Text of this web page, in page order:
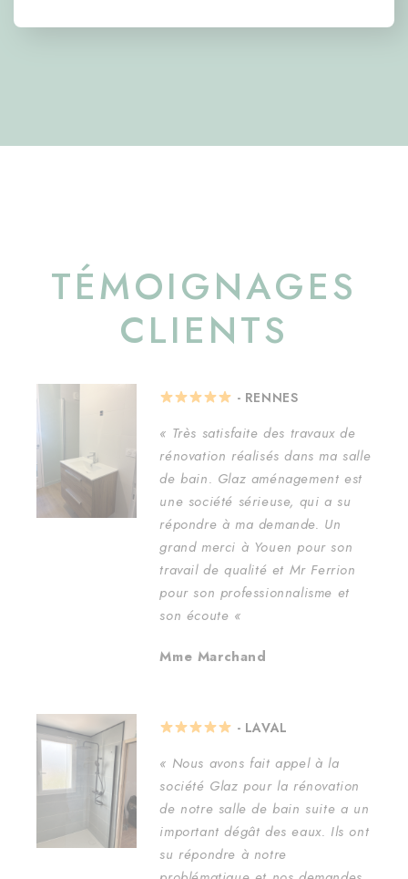
TÉMOIGNAGES
CLIENTS
- RENNES
« Très satisfaite des travaux de
rénovation réalisés dans ma salle
de bain. Glaz aménagement est
une société sérieuse, qui a su
répondre à ma demande. Un
grand merci à Youen pour son
travail de qualité et Mr Ferrion
pour son professionnalisme et
son écoute «
Mme Marchand
- LAVAL
« Nous avons fait appel à la
société Glaz pour la rénovation
de notre salle de bain suite a un
important dégât des eaux. Ils ont
su répondre à notre